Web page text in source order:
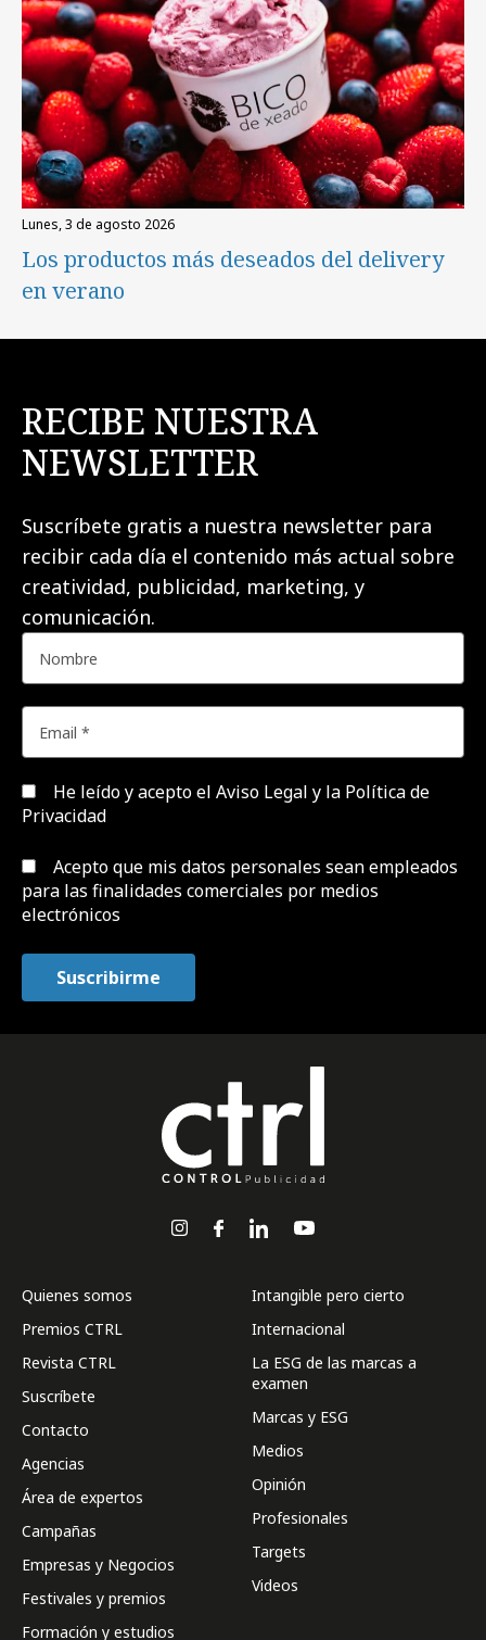
lunes, 3 de agosto 2026
Los productos más deseados del delivery
en verano
RECIBE NUESTRA
NEWSLETTER
Suscríbete gratis a nuestra newsletter para
recibir cada día el contenido más actual sobre
creatividad, publicidad, marketing, y
comunicación.
He leído y acepto el Aviso Legal y la Política de
Privacidad
Acepto que mis datos personales sean empleados
para las finalidades comerciales por medios
electrónicos
Quienes somos
Premios CTRL
Revista CTRL
Suscríbete
Contacto
Agencias
Área de expertos
Campañas
Empresas y Negocios
Festivales y premios
Formación y estudios
Intangible pero cierto
Internacional
La ESG de las marcas a
examen
Marcas y ESG
Medios
Opinión
Profesionales
Targets
Videos